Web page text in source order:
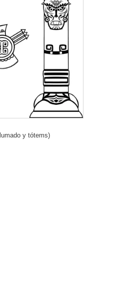
y tótems)